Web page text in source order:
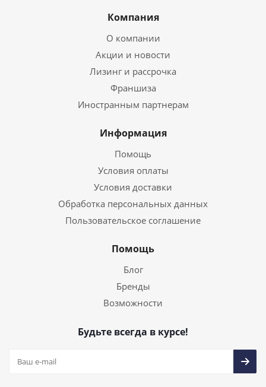
Компания
О компании
Акции и новости
Лизинг и рассрочка
Франшиза
Иностранным партнерам
Информация
Помощь
Условия оплаты
Условия доставки
Обработка персональных данных
Пользовательское соглашение
Помощь
Блог
Бренды
Возможности
Будьте всегда в курсе!